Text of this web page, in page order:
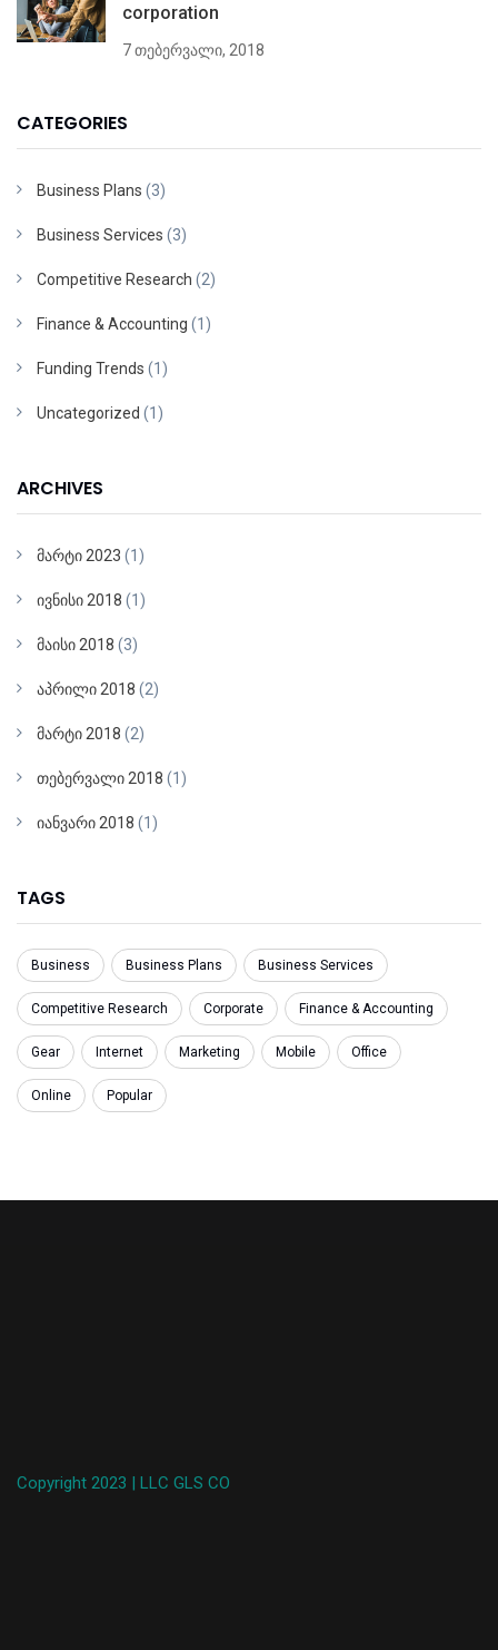
corporation
7 თებერვალი, 2018
CATEGORIES
Business Plans (3)
Business Services (3)
Competitive Research (2)
Finance & Accounting (1)
Funding Trends (1)
Uncategorized (1)
ARCHIVES
მარტი 2023 (1)
ივნისი 2018 (1)
მაისი 2018 (3)
აპრილი 2018 (2)
მარტი 2018 (2)
თებერვალი 2018 (1)
იანვარი 2018 (1)
TAGS
Business Business Plans Business Services
Competitive Research Corporate Finance & Accounting
Gear Internet Marketing Mobile Office
Online Popular
Copyright 2023 | LLC GLS CO